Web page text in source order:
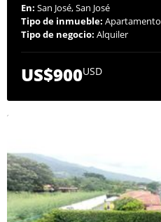
En: San José, San José
Tipo de inmueble: Apartamento
Tipo de negocio: Alquiler
US$900USD